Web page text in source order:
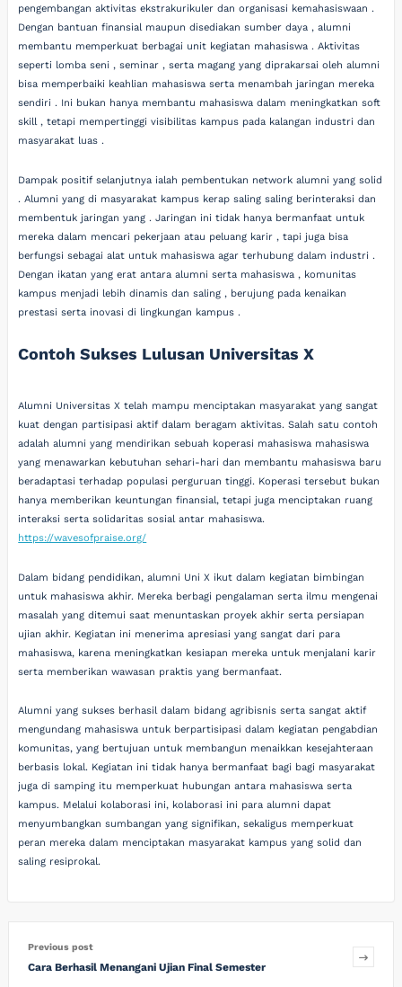
pengembangan aktivitas ekstrakurikuler dan organisasi kemahasiswaan .
Dengan bantuan finansial maupun disediakan sumber daya , alumni
membantu memperkuat berbagai unit kegiatan mahasiswa . Aktivitas
seperti lomba seni , seminar , serta magang yang diprakarsai oleh alumni
bisa memperbaiki keahlian mahasiswa serta menambah jaringan mereka
sendiri . Ini bukan hanya membantu mahasiswa dalam meningkatkan soft
skill , tetapi mempertinggi visibilitas kampus pada kalangan industri dan
masyarakat luas .
Dampak positif selanjutnya ialah pembentukan network alumni yang solid
. Alumni yang di masyarakat kampus kerap saling saling berinteraksi dan
membentuk jaringan yang . Jaringan ini tidak hanya bermanfaat untuk
mereka dalam mencari pekerjaan atau peluang karir , tapi juga bisa
berfungsi sebagai alat untuk mahasiswa agar terhubung dalam industri .
Dengan ikatan yang erat antara alumni serta mahasiswa , komunitas
kampus menjadi lebih dinamis dan saling , berujung pada kenaikan
prestasi serta inovasi di lingkungan kampus .
Contoh Sukses Lulusan Universitas X
Alumni Universitas X telah mampu menciptakan masyarakat yang sangat
kuat dengan partisipasi aktif dalam beragam aktivitas. Salah satu contoh
adalah alumni yang mendirikan sebuah koperasi mahasiswa mahasiswa
yang menawarkan kebutuhan sehari-hari dan membantu mahasiswa baru
beradaptasi terhadap populasi perguruan tinggi. Koperasi tersebut bukan
hanya memberikan keuntungan finansial, tetapi juga menciptakan ruang
interaksi serta solidaritas sosial antar mahasiswa.
https://wavesofpraise.org/
Dalam bidang pendidikan, alumni Uni X ikut dalam kegiatan bimbingan
untuk mahasiswa akhir. Mereka berbagi pengalaman serta ilmu mengenai
masalah yang ditemui saat menuntaskan proyek akhir serta persiapan
ujian akhir. Kegiatan ini menerima apresiasi yang sangat dari para
mahasiswa, karena meningkatkan kesiapan mereka untuk menjalani karir
serta memberikan wawasan praktis yang bermanfaat.
Alumni yang sukses berhasil dalam bidang agribisnis serta sangat aktif
mengundang mahasiswa untuk berpartisipasi dalam kegiatan pengabdian
komunitas, yang bertujuan untuk membangun menaikkan kesejahteraan
berbasis lokal. Kegiatan ini tidak hanya bermanfaat bagi bagi masyarakat
juga di samping itu memperkuat hubungan antara mahasiswa serta
kampus. Melalui kolaborasi ini, kolaborasi ini para alumni dapat
menyumbangkan sumbangan yang signifikan, sekaligus memperkuat
peran mereka dalam menciptakan masyarakat kampus yang solid dan
saling resiprokal.
Previous post
Cara Berhasil Menangani Ujian Final Semester